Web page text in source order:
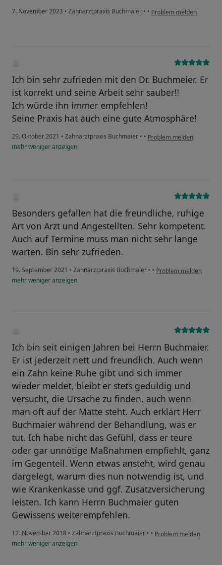
7. November 2023 • Zahnarztpraxis Buchmaier • • Problem melden
Ich bin sehr zufrieden mit den Dr. Buchmeier. Er
ist korrekt und seine Arbeit sehr sauber!!
Ich würde ihn immer empfehlen!
Seine Praxis hat auch eine gute Atmosphäre!
29. Oktober 2021 • Zahnarztpraxis Buchmaier • • Problem melden
mehrwenigeranzeigen
Besonders gefallen hat die freundliche, ruhige
Art von Arzt und Angestellten. Sehr kompetent.
Auch auf Termine muss man nicht sehr lange
warten. Bin sehr zufrieden.
19. September 2021 • Zahnarztpraxis Buchmaier • • Problem melden
mehrwenigeranzeigen
Ich bin seit einigen Jahren bei Herrn Buchmaier.
Er ist jederzeit nett und freundlich. Auch wenn
ein Zahn keine Ruhe gibt und sich immer
wieder meldet, bleibt er stets geduldig und
versucht, die Ursache zu finden, auch wenn
man oft auf der Matte steht. Auch erklärt Herr
Buchmaier während der Behandlung, was er
tut. Ich habe nicht das Gefühl, dass er teure
oder gar unnötige Maßnahmen empfiehlt, ganz
im Gegenteil. Wenn etwas ansteht, wird genau
dargelegt, warum dies nun notwendig ist, und
wie Krankenkasse und ggf. Zusatzversicherung
leisten. Ich kann Herrn Buchmaier guten
Gewissens weiterempfehlen.
12. November 2018 • Zahnarztpraxis Buchmaier • • Problem melden
mehrwenigeranzeigen